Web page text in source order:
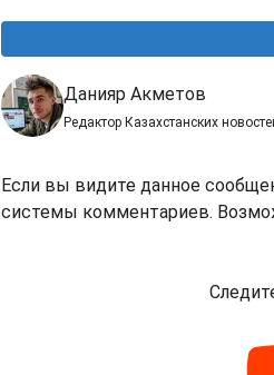
Данияр Акметов
Редактор Казахстанских
Если вы видите данное
системы комментариев.